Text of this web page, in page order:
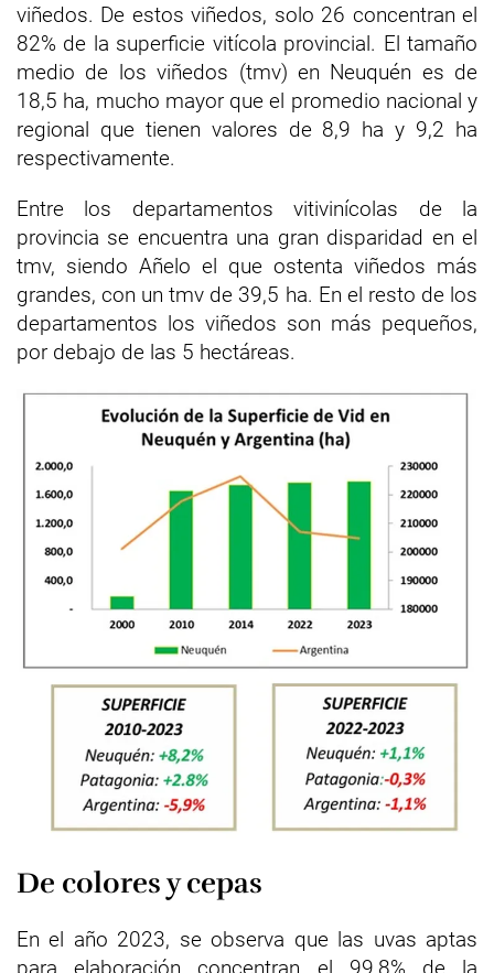
viñedos. De estos viñedos, solo 26 concentran el
82% de la superficie vitícola provincial. El tamaño
medio de los viñedos (tmv) en Neuquén es de
18,5 ha, mucho mayor que el promedio nacional y
regional que tienen valores de 8,9 ha y 9,2 ha
respectivamente.
Entre los departamentos vitivinícolas de la
provincia se encuentra una gran disparidad en el
tmv, siendo Añelo el que ostenta viñedos más
grandes, con un tmv de 39,5 ha. En el resto de los
departamentos los viñedos son más pequeños,
por debajo de las 5 hectáreas.
De colores y cepas
En el año 2023, se observa que las uvas aptas